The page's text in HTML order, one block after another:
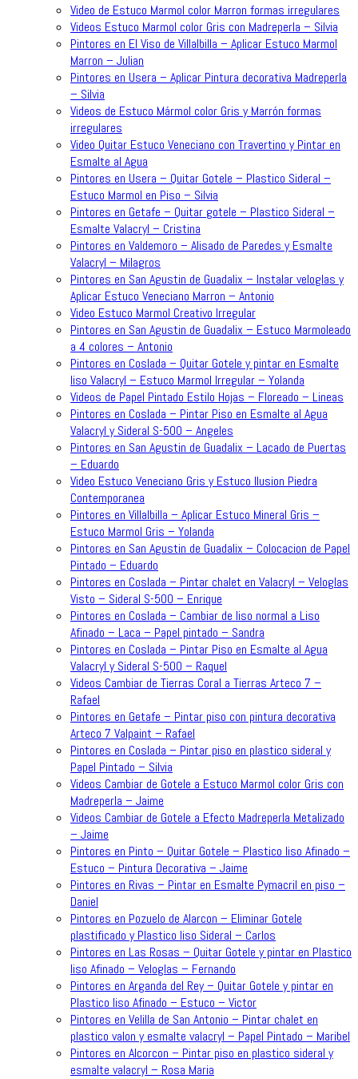
Video de Estuco Marmol color Marron formas irregulares
Videos Estuco Marmol color Gris con Madreperla – Silvia
Pintores en El Viso de Villalbilla – Aplicar Estuco Marmol
Marron – Julian
Pintores en Usera – Aplicar Pintura decorativa Madreperla
– Silvia
Videos de Estuco Mármol color Gris y Marrón formas
irregulares
Video Quitar Estuco Veneciano con Travertino y Pintar en
Esmalte al Agua
Pintores en Usera – Quitar Gotele – Plastico Sideral –
Estuco Marmol en Piso – Silvia
Pintores en Getafe – Quitar gotele – Plastico Sideral –
Esmalte Valacryl – Cristina
Pintores en Valdemoro – Alisado de Paredes y Esmalte
Valacryl – Milagros
Pintores en San Agustin de Guadalix – Instalar veloglas y
Aplicar Estuco Veneciano Marron – Antonio
Video Estuco Marmol Creativo Irregular
Pintores en San Agustin de Guadalix – Estuco Marmoleado
a 4 colores – Antonio
Pintores en Coslada – Quitar Gotele y pintar en Esmalte
liso Valacryl – Estuco Marmol Irregular – Yolanda
Videos de Papel Pintado Estilo Hojas – Floreado – Lineas
Pintores en Coslada – Pintar Piso en Esmalte al Agua
Valacryl y Sideral S-500 – Angeles
Pintores en San Agustin de Guadalix – Lacado de Puertas
– Eduardo
Video Estuco Veneciano Gris y Estuco Ilusion Piedra
Contemporanea
Pintores en Villalbilla – Aplicar Estuco Mineral Gris –
Estuco Marmol Gris – Yolanda
Pintores en San Agustin de Guadalix – Colocacion de Papel
Pintado – Eduardo
Pintores en Coslada – Pintar chalet en Valacryl – Veloglas
Visto – Sideral S-500 – Enrique
Pintores en Coslada – Cambiar de liso normal a Liso
Afinado – Laca – Papel pintado – Sandra
Pintores en Coslada – Pintar Piso en Esmalte al Agua
Valacryl y Sideral S-500 – Raquel
Videos Cambiar de Tierras Coral a Tierras Arteco 7 –
Rafael
Pintores en Getafe – Pintar piso con pintura decorativa
Arteco 7 Valpaint – Rafael
Pintores en Coslada – Pintar piso en plastico sideral y
Papel Pintado – Silvia
Videos Cambiar de Gotele a Estuco Marmol color Gris con
Madreperla – Jaime
Videos Cambiar de Gotele a Efecto Madreperla Metalizado
– Jaime
Pintores en Pinto – Quitar Gotele – Plastico liso Afinado –
Estuco – Pintura Decorativa – Jaime
Pintores en Rivas – Pintar en Esmalte Pymacril en piso –
Daniel
Pintores en Pozuelo de Alarcon – Eliminar Gotele
plastificado y Plastico liso Sideral – Carlos
Pintores en Las Rosas – Quitar Gotele y pintar en Plastico
liso Afinado – Veloglas – Fernando
Pintores en Arganda del Rey – Quitar Gotele y pintar en
Plastico liso Afinado – Estuco – Victor
Pintores en Velilla de San Antonio – Pintar chalet en
plastico valon y esmalte valacryl – Papel Pintado – Maribel
Pintores en Alcorcon – Pintar piso en plastico sideral y
esmalte valacryl – Rosa Maria